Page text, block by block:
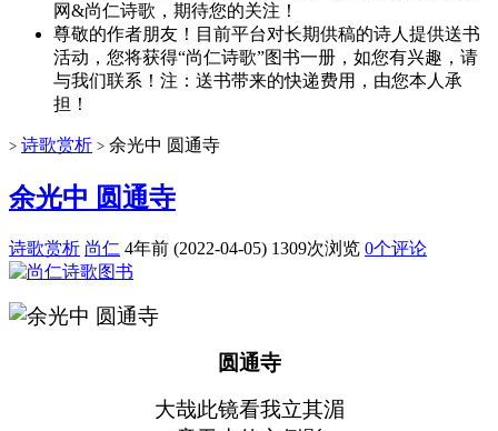
网&尚仁诗歌，期待您的关注！
尊敬的作者朋友！目前平台对长期供稿的诗人提供送书
活动，您将获得“尚仁诗歌”图书一册，如您有兴趣，请
与我们联系！注：送书带来的快递费用，由您本人承
担！
> 诗歌赏析 > 余光中 圆通寺
余光中 圆通寺
诗歌赏析 尚仁 4年前 (2022-04-05) 1309次浏览 0个评论
圆通寺
大哉此镜看我立其湄